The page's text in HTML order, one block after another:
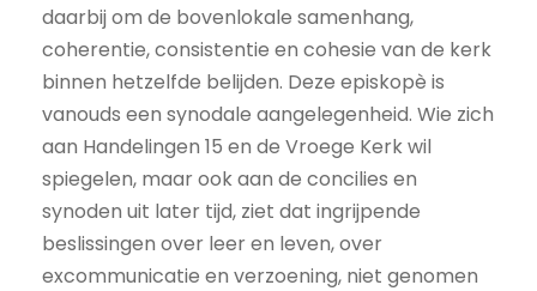
daarbij om de bovenlokale samenhang,
coherentie, consistentie en cohesie van de kerk
binnen hetzelfde belijden. Deze episkopè is
vanouds een synodale aangelegenheid. Wie zich
aan Handelingen 15 en de Vroege Kerk wil
spiegelen, maar ook aan de concilies en
synoden uit later tijd, ziet dat ingrijpende
beslissingen over leer en leven, over
excommunicatie en verzoening, niet genomen